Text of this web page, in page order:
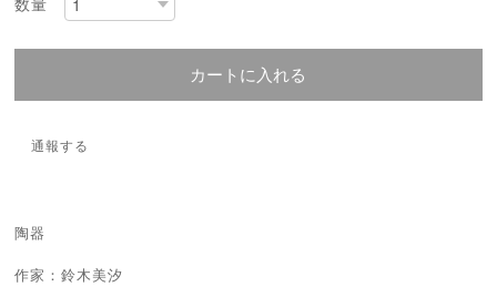
数量
カートに入れる
通報する
陶器
作家：鈴木美汐